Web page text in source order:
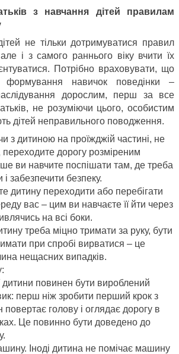
з навчання дітей правилам
не тільки дотримуватися правил
і з самого раннього віку вчити їх
Потрібно враховувати, що
формування навичок поведінки –
дорослим, перш за все
не розуміючи цього, особистим
дітей неправильного поводження.
з дитиною на проїжджій частині, не
переходите дорогу розміреним
ви навчите поспішати там, де треба
і забезпечити безпеку.
дитину переходити або перебігати
вас – цим ви навчаєте її йти через
на всі боки.
треба міцно тримати за руку, бути
при спробі вирватися – це
нещасних випадків.
повинен бути вироблений
перш ніж зробити перший крок з
повертає голову і оглядає дорогу в
Це повинно бути доведено до
Іноді дитина не помічає машину